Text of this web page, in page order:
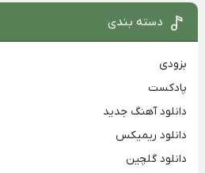
دسته بندی
بزودی
پادکست
دانلود آهنگ جدید
دانلود ریمیکس
دانلود گلچین